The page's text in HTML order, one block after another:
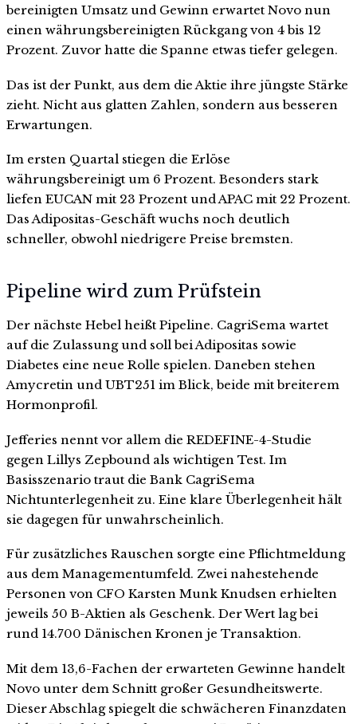
bereinigten Umsatz und Gewinn erwartet Novo nun
einen währungsbereinigten Rückgang von 4 bis 12
Prozent. Zuvor hatte die Spanne etwas tiefer gelegen.
Das ist der Punkt, aus dem die Aktie ihre jüngste Stärke
zieht. Nicht aus glatten Zahlen, sondern aus besseren
Erwartungen.
Im ersten Quartal stiegen die Erlöse
währungsbereinigt um 6 Prozent. Besonders stark
liefen EUCAN mit 23 Prozent und APAC mit 22 Prozent.
Das Adipositas-Geschäft wuchs noch deutlich
schneller, obwohl niedrigere Preise bremsten.
Pipeline wird zum Prüfstein
Der nächste Hebel heißt Pipeline. CagriSema wartet
auf die Zulassung und soll bei Adipositas sowie
Diabetes eine neue Rolle spielen. Daneben stehen
Amycretin und UBT251 im Blick, beide mit breiterem
Hormonprofil.
Jefferies nennt vor allem die REDEFINE-4-Studie
gegen Lillys Zepbound als wichtigen Test. Im
Basisszenario traut die Bank CagriSema
Nichtunterlegenheit zu. Eine klare Überlegenheit hält
sie dagegen für unwahrscheinlich.
Für zusätzliches Rauschen sorgte eine Pflichtmeldung
aus dem Managementumfeld. Zwei nahestehende
Personen von CFO Karsten Munk Knudsen erhielten
jeweils 50 B-Aktien als Geschenk. Der Wert lag bei
rund 14.700 Dänischen Kronen je Transaktion.
Mit dem 13,6-Fachen der erwarteten Gewinne handelt
Novo unter dem Schnitt großer Gesundheitswerte.
Dieser Abschlag spiegelt die schwächeren Finanzdaten